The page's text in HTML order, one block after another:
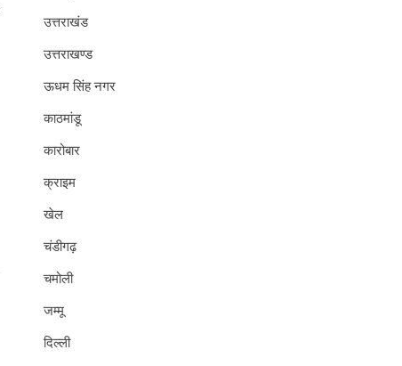
उत्तराखंड
उत्तराखण्ड
ऊधम सिंह नगर
काठमांडू
कारोबार
क्राइम
खेल
चंडीगढ़
चमोली
जम्मू
दिल्ली